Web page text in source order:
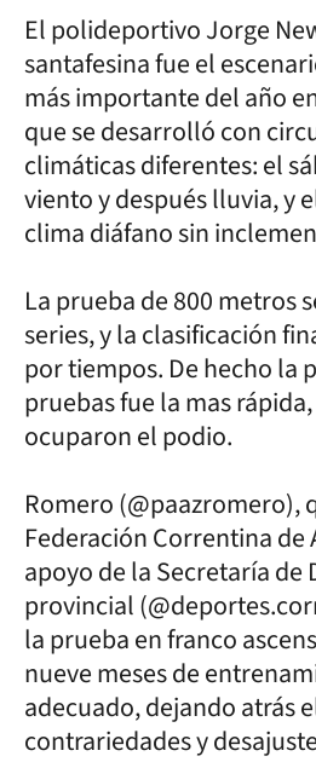
El polideportivo Jorge
santafesina fue el
más importante del año
que se desarrolló con
climáticas diferentes: el
viento y después lluvia, y
clima diáfano sin
La prueba de 800 metros
series, y la clasificación
por tiempos. De hecho la
pruebas fue la mas
ocuparon el podio.
Romero (@paazromero),
Federación Correntina
apoyo de la Secretaría de
provincial
la prueba en franco
nueve meses de
adecuado, dejando atrás
contrariedades y